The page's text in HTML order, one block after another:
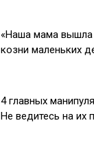
«Наша мама
козни маленьких
4 главных
Не ведитесь на их